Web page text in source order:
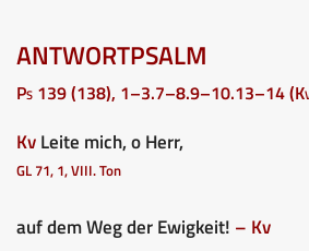
ANTWORTPSALM
Ps 139 (138), 1–3.7–8.9–10.13–14
KvLeite mich, o Herr,
GL 71, 1, VIII. Ton
auf dem Weg der Ewigkeit! – Kv